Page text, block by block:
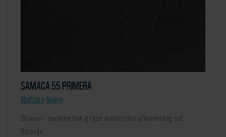
SAMACA 55 PRIMERA
Natuurleien
Blauw - zwarte tot grijze natuurlei afkomstig uit
Spanje.